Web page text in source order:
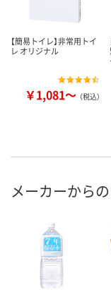
【簡易トイレ】非常用トイ
レ オリジナル
￥1,081～ （税込）
メーカーから